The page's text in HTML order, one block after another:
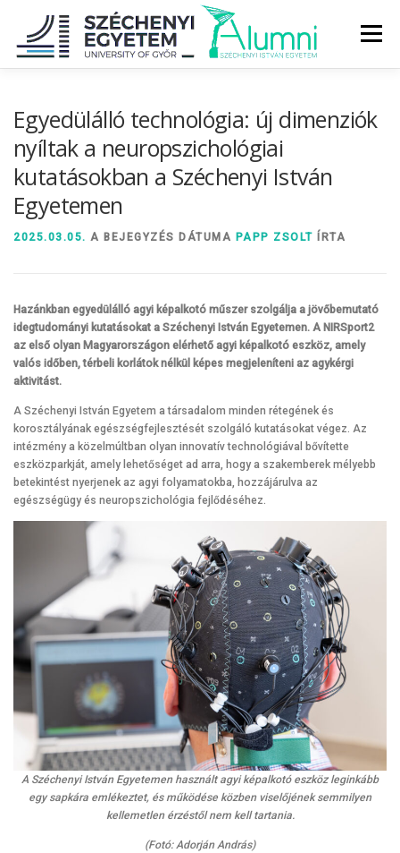
tartalomhoz
Menü
DIPLOMAÁTADÓ DIPLOMÁN TÚL
SZOLGÁLTATÁSOK ÉVFOLYAMOK
Egyedülálló technológia: új dimenziók
nyíltak a neuropszichológiai
kutatásokban a Széchenyi István
Egyetemen
2025.03.05. A BEJEGYZÉS DÁTUMA PAPP ZSOLT ÍRTA
Hazánkban egyedülálló agyi képalkotó műszer szolgálja a jövőbemutató
idegtudományi kutatásokat a Széchenyi István Egyetemen. A NIRSport2
az első olyan Magyarországon elérhető agyi képalkotó eszköz, amely
valós időben, térbeli korlátok nélkül képes megjeleníteni az agykérgi
aktivitást.
A Széchenyi István Egyetem a társadalom minden rétegének és
korosztályának egészségfejlesztését szolgáló kutatásokat végez. Az
intézmény a közelmúltban olyan innovatív technológiával bővítette
eszközparkját, amely lehetőséget ad arra, hogy a szakemberek mélyebb
betekintést nyerjenek az agyi folyamatokba, hozzájárulva az
egészségügy és neuropszichológia fejlődéséhez.
A Széchenyi István Egyetemen használt agyi képalkotó eszköz leginkább
egy sapkára emlékeztet, és működése közben viselőjének semmilyen
kellemetlen érzéstől nem kell tartania.
(Fotó: Adorján András)